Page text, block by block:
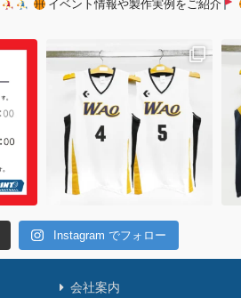
イベント情報や製作実例をご紹介
Instagram でフォロー
会社案内